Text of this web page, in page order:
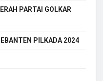
PARTAI GOLKAR
PILKADA 2024